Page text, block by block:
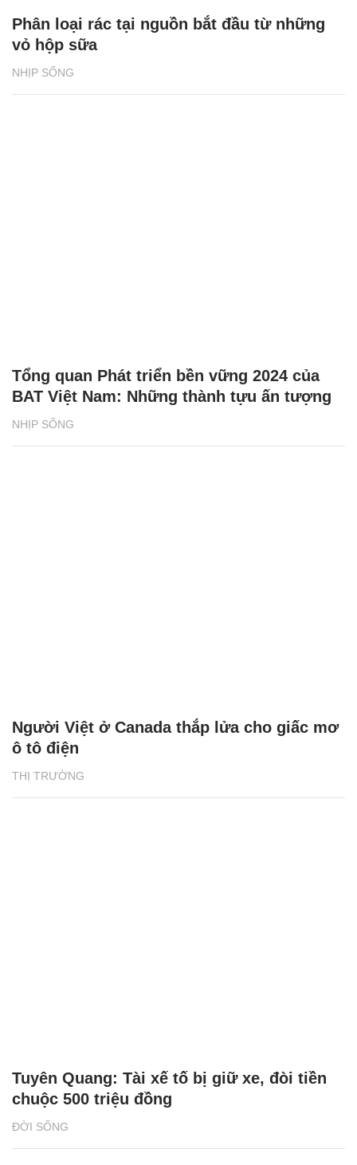
NHỊP SỐNG
Phân loại rác tại nguồn bắt đầu từ những
vỏ hộp sữa
NHỊP SỐNG
Tổng quan Phát triển bền vững 2024 của
BAT Việt Nam: Những thành tựu ấn tượng
THỊ TRƯỜNG
Người Việt ở Canada thắp lửa cho giấc mơ
ô tô điện
ĐỜI SỐNG
Tuyên Quang: Tài xế tố bị giữ xe, đòi tiền
chuộc 500 triệu đồng